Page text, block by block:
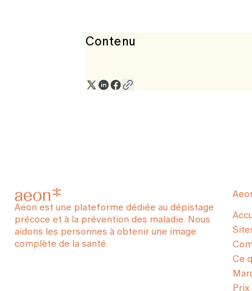
Contenu
Aeon est une plateforme dédiée au dépistage
précoce et à la prévention des maladie. Nous
aidons les personnes à obtenir une image
complète de la santé.
Ce
Prix